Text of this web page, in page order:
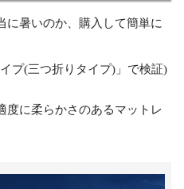
に暑いのか、購入して簡単に
プ(三つ折りタイプ)」で検証)
度に柔らかさのあるマットレ